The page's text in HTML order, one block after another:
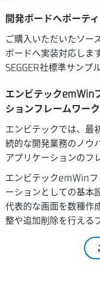
開発ボードへポーテ
ご購入いただいたソー
ボードへ実装対応します
SEGGER社標準サンプ
エンビテックemWin
ションフレームワー
エンビテックでは、最
続的な開発業務のノウ
アプリケーションのフ
エンビテックemWinフ
ーションとしての基本
代表的な画面を数種作
整や追加削除を行える